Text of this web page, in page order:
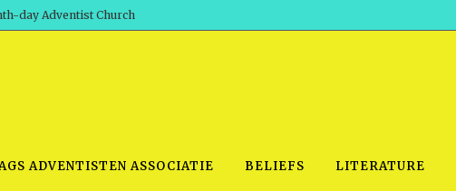
day Adventist Church
ADVENTISTEN ASSOCIATIE BELIEFS LITERATURE